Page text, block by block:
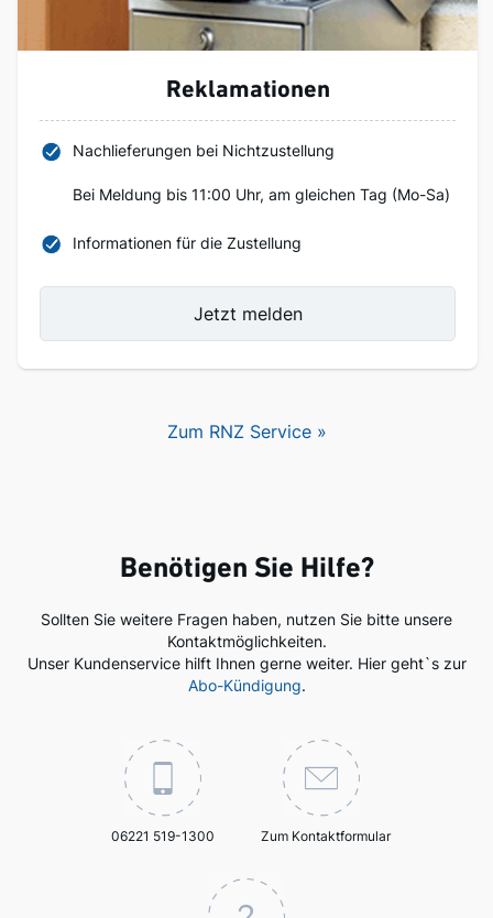
Reklamationen
Nachlieferungen bei Nichtzustellung
Bei Meldung bis 11:00 Uhr, am gleichen Tag (Mo-Sa)
Informationen für die Zustellung
Jetzt melden
Zum RNZ Service »
Benötigen Sie Hilfe?
Sollten Sie weitere Fragen haben, nutzen Sie bitte unsere
Kontaktmöglichkeiten.
Unser Kundenservice hilft Ihnen gerne weiter. Hier geht`s zur
Abo-Kündigung.
06221 519-1300 Zum Kontaktformular